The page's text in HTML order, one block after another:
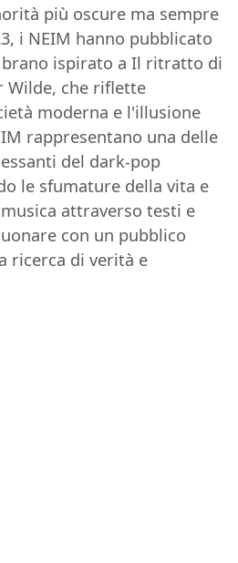
più oscure ma sempre
i NEIM hanno pubblicato
ispirato a Il ritratto di
Wilde, che riflette
moderna e l'illusione
rappresentano una delle
del dark-pop
le sfumature della vita e
attraverso testi e
con un pubblico
ricerca di verità e